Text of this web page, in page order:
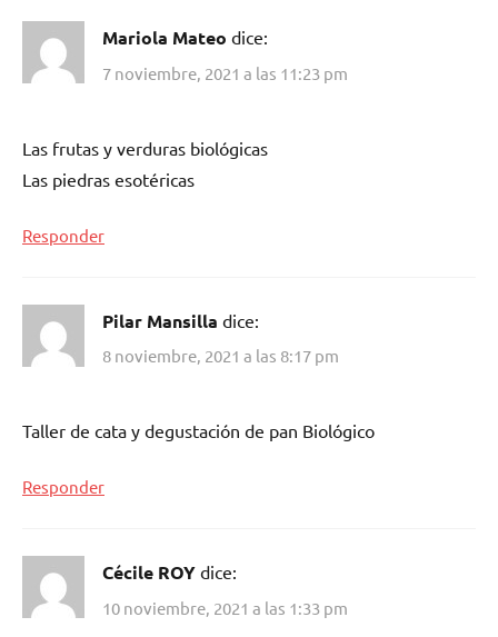
Mariola Mateo dice:
7 noviembre, 2021 a las 11:23 pm
Las frutas y verduras biológicas
Las piedras esotéricas
Responder
Pilar Mansilla dice:
8 noviembre, 2021 a las 8:17 pm
Taller de cata y degustación de pan Biológico
Responder
Cécile ROY dice:
10 noviembre, 2021 a las 1:33 pm